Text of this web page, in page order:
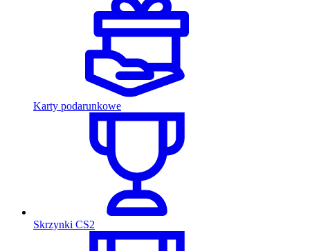
Karty podarunkowe
Skrzynki CS2